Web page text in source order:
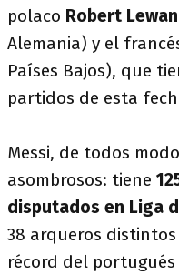
polaco Robert
Alemania) y el
Países Bajos), que
partidos de esta
Messi, de todos
asombrosos: tiene
disputados en Liga
38 arqueros
récord del